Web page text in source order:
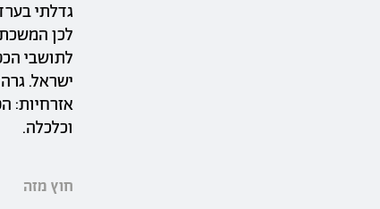
גדלתי
לכן
לתושבי
ישראל.
אזרחיות:
וכלכלה.
חוץ מזה